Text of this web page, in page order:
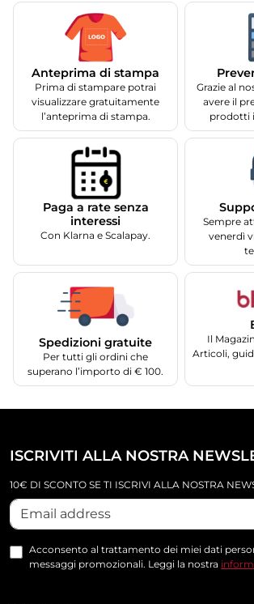
Anteprima di stampa
Prima di stampare potrai
visualizzare gratuitamente
l’anteprima di stampa.
Grazie al
avere il
prodotti
Paga a rate senza
interessi
Con Klarna e Scalapay.
Sempre
venerdì
Spedizioni gratuite
Per tutti gli ordini che
superano l’importo di € 100.
Il
Articoli,
ISCRIVITI ALLA NOSTRA
10€ DI SCONTO SE TI ISCRIVI ALLA NOSTRA
Acconsento al trattamento dei miei dati
messaggi promozionali. Leggi la nostra